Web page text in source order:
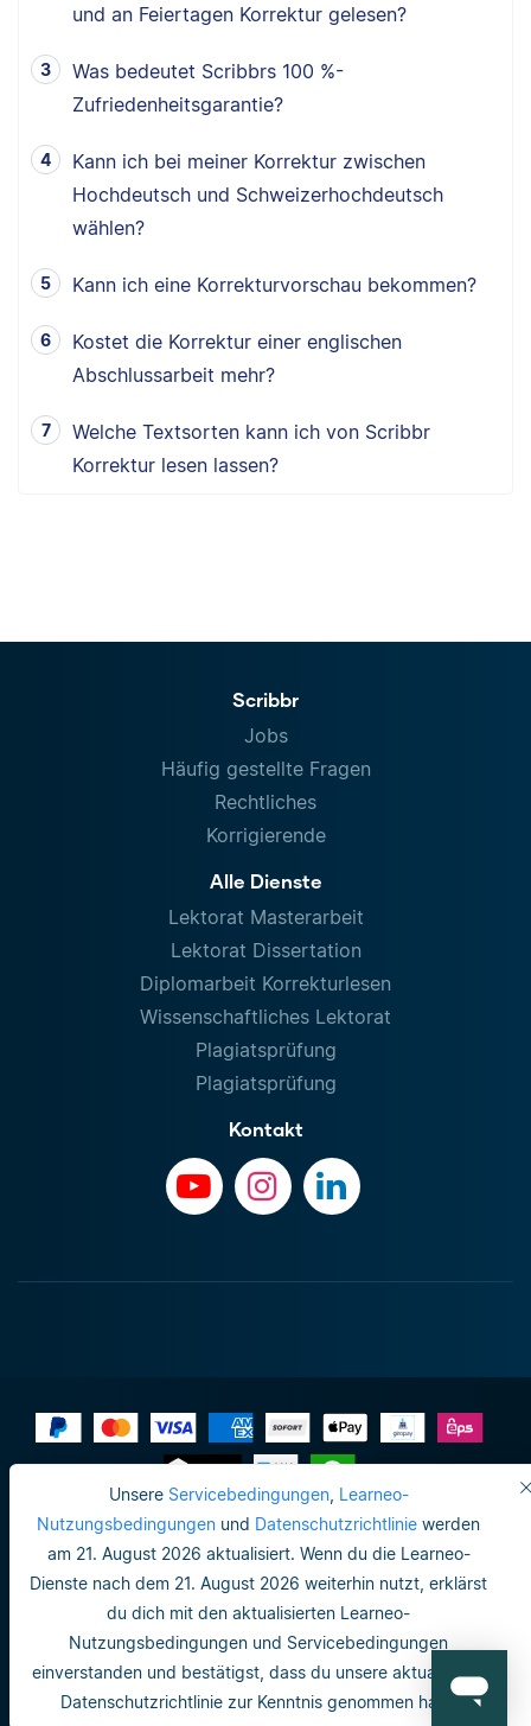
Unsere Servicebedingungen, Learneo-
Nutzungsbedingungen und Datenschutzrichtlinie werden
am 21. August 2026 aktualisiert. Wenn du die Learneo-
Dienste nach dem 21. August 2026 weiterhin nutzt, erklärst
du dich mit den aktualisierten Learneo-
Nutzungsbedingungen und Servicebedingungen
einverstanden und bestätigst, dass du unsere aktualisierte
Datenschutzrichtlinie zur Kenntnis genommen hast.
und an Feiertagen Korrektur gelesen?
Was bedeutet Scribbrs 100 %-
Zufriedenheitsgarantie?
Kann ich bei meiner Korrektur zwischen
Hochdeutsch und Schweizerhochdeutsch
wählen?
Kann ich eine Korrekturvorschau bekommen?
Kostet die Korrektur einer englischen
Abschlussarbeit mehr?
Welche Textsorten kann ich von Scribbr
Korrektur lesen lassen?
Scribbr
Jobs
Häufig gestellte Fragen
Rechtliches
Korrigierende
Alle Dienste
Lektorat Masterarbeit
Lektorat Dissertation
Diplomarbeit Korrekturlesen
Wissenschaftliches Lektorat
Plagiatsprüfung
Plagiatsprüfung
Kontakt
Impressum
Datenschutzrichtlinie
Do not sell or share my personal info
Nutzungsbedingungen
Datenschutzrichtlinie